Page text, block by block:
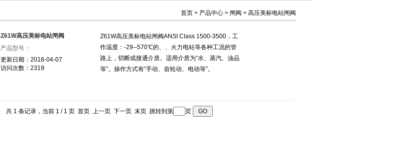
首页> 产品中心> 闸阀 > 高压美标电站闸阀
Z61W高压美标电站闸阀
产品型号：
更新日期：2018-04-07
访问次数：2319
Z61W高压美标电站闸阀ANSI Class 1500-3500，工
作温度：-29--570℃的、、火力电站等各种工况的管
路上，切断或接通介质。适用介质为“水、蒸汽、油品
等”。操作方式有“手动、齿轮动、电动等”。
共 1 条记录，当前 1 / 1 页 首页 上一页 下一页 末页 跳转到第 页